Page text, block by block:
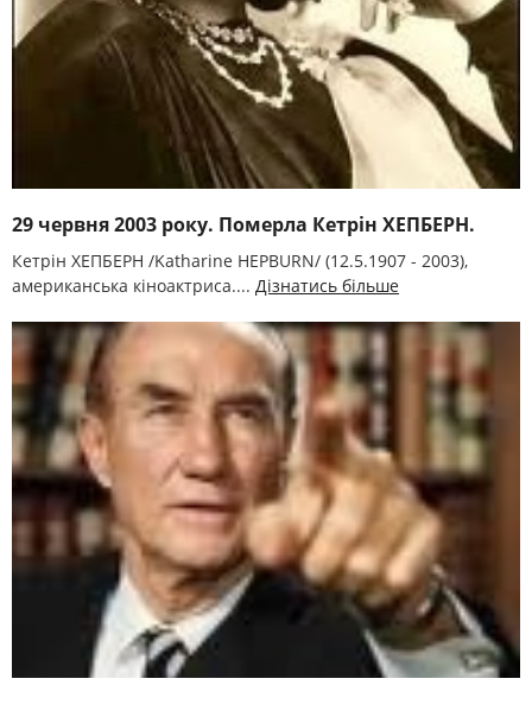
29 червня 2003 року. Померла Кетрін ХЕПБЕРН.
Кетрін ХЕПБЕРН /Katharіne HEPBURN/ (12.5.1907 - 2003),
американська кіноактриса.... Дізнатись більше